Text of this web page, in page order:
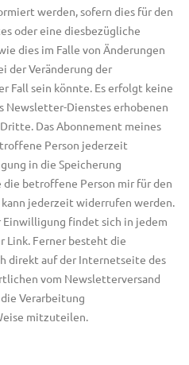
werden, sofern dies für den
oder eine diesbezügliche
dies im Falle von Änderungen
der Veränderung der
Fall sein könnte. Es erfolgt keine
Newsletter-Dienstes erhobenen
Das Abonnement meines
Person jederzeit
in die Speicherung
die betroffene Person mir für den
jederzeit widerrufen werden.
Einwilligung findet sich in jedem
Link. Ferner besteht die
direkt auf der Internetseite des
vom Newsletterversand
Verarbeitung
mitzuteilen.